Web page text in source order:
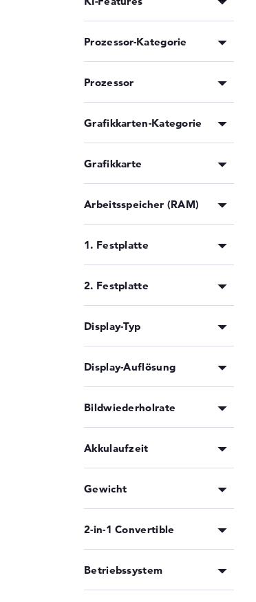
Prozessor-Kategorie
Prozessor
Grafikkarten-Kategorie
Grafikkarte
Arbeitsspeicher (RAM)
1. Festplatte
2. Festplatte
Display-Typ
Display-Auflösung
Bildwiederholrate
Akkulaufzeit
Gewicht
2-in-1 Convertible
Betriebssystem